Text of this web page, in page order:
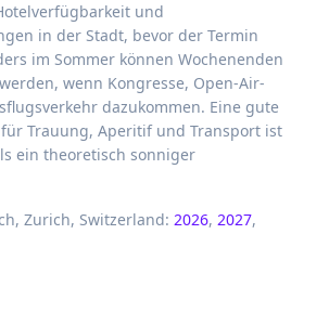
und
in der Stadt, bevor der Termin
im Sommer können Wochenenden
wenn Kongresse, Open-Air-
dazukommen. Eine gute
Trauung, Aperitif und Transport ist
ein theoretisch sonniger
Zurich, Switzerland: 2026, 2027,